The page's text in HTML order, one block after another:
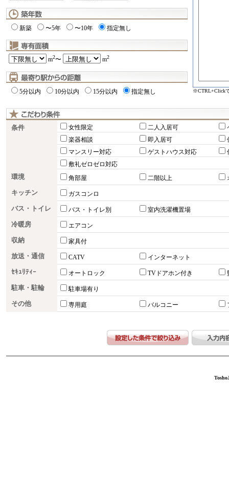
新築 〜5年 〜10年 指定無し
m2〜 m2
5分以内 10分以内 15分以内 指定無し ※CTRL+Click
条件 女性限定 二人入居可
楽器相談
即入居可
マンスリー対応
ゲストハウス対応
敷礼ゼロゼロ対応
環境 角部屋 二階以上
キッチン ガスコンロ
バス・トイレ バス・トイレ別 室内洗濯機置場
冷暖房 エアコン
収納 家具付
放送・通信 CATV インターネット
ｾｷｭﾘﾃｨｰ オートロック TVドアホン付き
駐車・駐輪 駐車場有り
その他 専用庭 バルコニー